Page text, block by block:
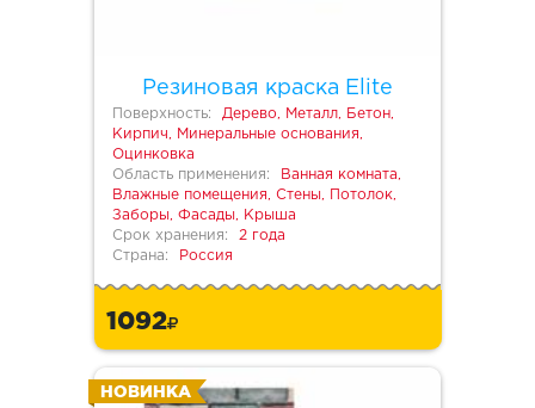
Резиновая краска Elite
Поверхность:
Дерево, Металл, Бетон,
Кирпич, Минеральные основания,
Оцинковка
Область применения:
Ванная комната,
Влажные помещения, Стены, Потолок,
Заборы, Фасады, Крыша
Срок хранения:
2 года
Страна:
Россия
1092
НОВИНКА